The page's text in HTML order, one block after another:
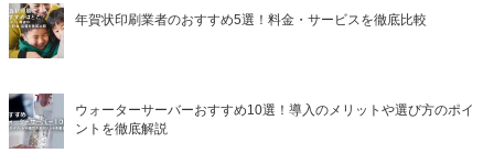
年賀状印刷業者のおすすめ5選！料金・サービスを徹底比較
ウォーターサーバーおすすめ10選！導入のメリットや選び方のポイ
ントを徹底解説